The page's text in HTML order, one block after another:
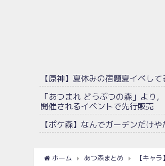
【原神】夏休みの宿題夏イベし
「あつまれ どうぶつの森」より
開催されるイベントで先行販売
【ポケ森】なんでガーデンだけ
ホーム あつ森まとめ 【キャ